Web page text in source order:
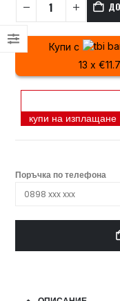
Купи с
13 x
купи на изплащане
Поръчка по телефона